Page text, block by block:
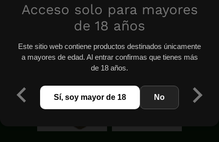
Acceso solo para mayores
de 18 años
Este sitio web contiene productos destinados únicamente
a mayores de edad. Al entrar confirmas que tienes más
de 18 años.
Sí, soy mayor de 18 No